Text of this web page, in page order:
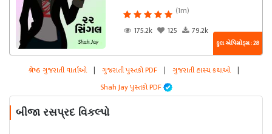
(1m)
175.2k
125 79.2k
કુલ એપિસોડ્સ : 28
શ્રેષ્ઠ ગુજરાતી વાર્તાઓ | ગુજરાતી પુસ્તકો PDF | ગુજરાતી હાસ્ય કથાઓ |
Shah Jay પુસ્તકો PDF
બીજા રસપ્રદ વિકલ્પો